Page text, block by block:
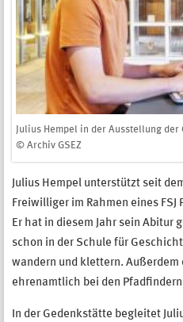
Julius Hempel in der Ausstellung
© Archiv GSEZ
Julius Hempel unterstützt seit
Freiwilliger im Rahmen eines
Er hat in diesem Jahr sein Abitur
schon in der Schule für
wandern und klettern. Außerdem
ehrenamtlich bei den
In der Gedenkstätte begleitet